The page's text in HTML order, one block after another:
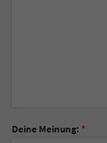
Deine Meinung: *